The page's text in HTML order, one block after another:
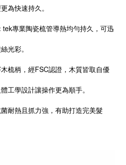
為快速持久。
tek專業陶瓷梳管導熱均勻持久，可迅
光彩。
梳柄，經FSC認證，木質皆取自優
工學設計讓操作更為順手。
耐熱且抓力強，有助打造完美髮